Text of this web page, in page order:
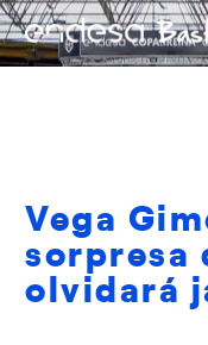
Vega
sorpresa
olvidará